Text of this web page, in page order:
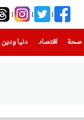
صحة(current) اقتصاد دنيا ودين
(current)